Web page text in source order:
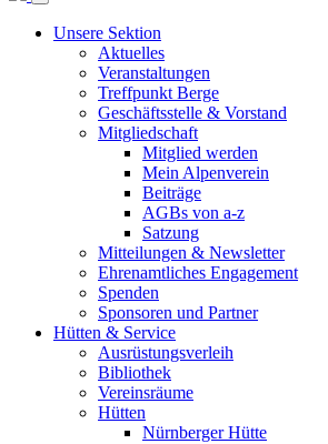
Unsere Sektion
Aktuelles
Veranstaltungen
Treffpunkt Berge
Geschäftsstelle & Vorstand
Mitgliedschaft
Mitglied werden
Mein Alpenverein
Beiträge
AGBs von a-z
Satzung
Mitteilungen & Newsletter
Ehrenamtliches Engagement
Spenden
Sponsoren und Partner
Hütten & Service
Ausrüstungsverleih
Bibliothek
Vereinsräume
Hütten
Nürnberger Hütte